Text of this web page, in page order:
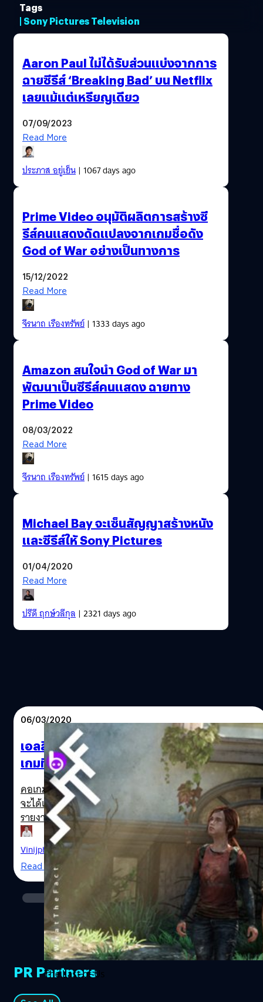
Tags
| Sony Pictures Television
Aaron Paul ไม่ได้รับส่วนแบ่งจากการ
ฉายซีรีส์ ‘Breaking Bad’ บน Netflix
เลยแม้แต่เหรียญเดียว
07/09/2023
Read More
ประภาส อยู่เย็น| 1067 days ago
Prime Video อนุมัติผลิตการสร้างซี
รีส์คนแสดงดัดแปลงจากเกมชื่อดัง
God of War อย่างเป็นทางการ
15/12/2022
Read More
จีรนาถ เรืองทรัพย์| 1333 days ago
Amazon สนใจนำ God of War มา
พัฒนาเป็นซีรีส์คนแสดง ฉายทาง
Prime Video
08/03/2022
Read More
จีรนาถ เรืองทรัพย์| 1615 days ago
Michael Bay จะเซ็นสัญญาสร้างหนัง
และซีรีส์ใหั Sony Pictures
01/04/2020
Read More
ปรีดี ฤกษ์วลีกุล| 2321 days ago
The Last of Us
06/03/2020
เอลลี่จะยังเป็นเลสเบียนใน The Last of Us
เกมที่ดีที่สุดของโลก ที่จะเป็นซีรีส์ใหม่ของ HBO
โดยทีมสร้าง Chernobyl
คอเกมน่าจะได้ดีใจอีกครั้งกับข่าวนี้ หากเป็นคนที่ชื่นชอบการ
จะได้เห็นวิดีโอเกมที่รักได้กลายมาเป็นหนังคนแสดงจริง
รายงานล่าสุดจาก The Hollywood Reporter เปิดเผยว่า
Craig Mazin ผู้สร้างมินิซีรีส์ชั้นเยี่ยมอย่าง Chernobyl ที่กวาด
มาแล้วทั้งรางวัลลูกโลกทองคำและรางวัลเอ็มมี จะหยิบเกม
ยอดฮิต The Last of Us มาทำเป็นซีรีส์ให้กับช่อง HBO โดยจะ
ร่วมอำนวยการสร้างและเขียนบทกับ Neil Druckmann ผู้
กำกับและมือเขียนบทของเกม เกม The Last of Us วาง
จำหน่ายครั้งแรกในปี 2013 มีฉากหลังเป็นโลกที่ล่มสลายจาก
เชื้อราที่ทำให้คนกลายเป็นซอมบี้คลุ้มคลั่งฆ่ากันเอง (สงสัยว่า
อยากสร้างเพราะสถานการณ์ Covid-19 หรือเปล่า?)
สหรัฐอเมริกาล่มสลาย ผู้ที่เหลือรอดใช้ชีวิตอย่างยากลำบาก
ภายใต้การควบคุมของกองกำลังทหาร หนังจะโฟกัสไปที่ความ
สัมพันธ์ของตัวละครระหว่าง"โจเอล" นักขนของเถื่อนวัยกลาง
Vinijphat Kanyapong | 2347 days ago
Read More
PR Partners